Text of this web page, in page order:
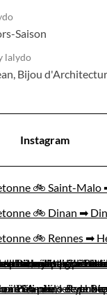
Saison
lalydo
Bijou
Instagram